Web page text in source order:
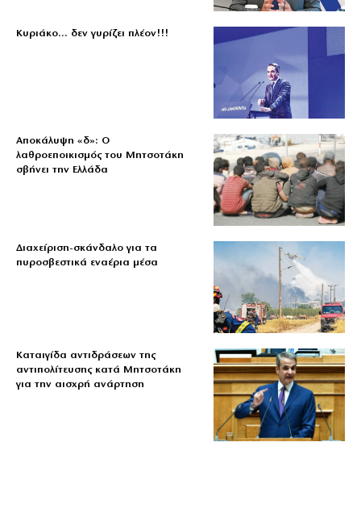
Κυριάκο… δεν γυρίζει πλέον!!!
Αποκάλυψη «δ»: Ο
λαθροεποικισμός του Μητσοτάκη
σβήνει την Ελλάδα
Διαχείριση-σκάνδαλο για τα
πυροσβεστικά εναέρια μέσα
Καταιγίδα αντιδράσεων της
αντιπολίτευσης κατά Μητσοτάκη
για την αισχρή ανάρτηση